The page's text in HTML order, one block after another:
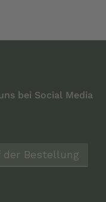
bei Social Media
der Bestellung